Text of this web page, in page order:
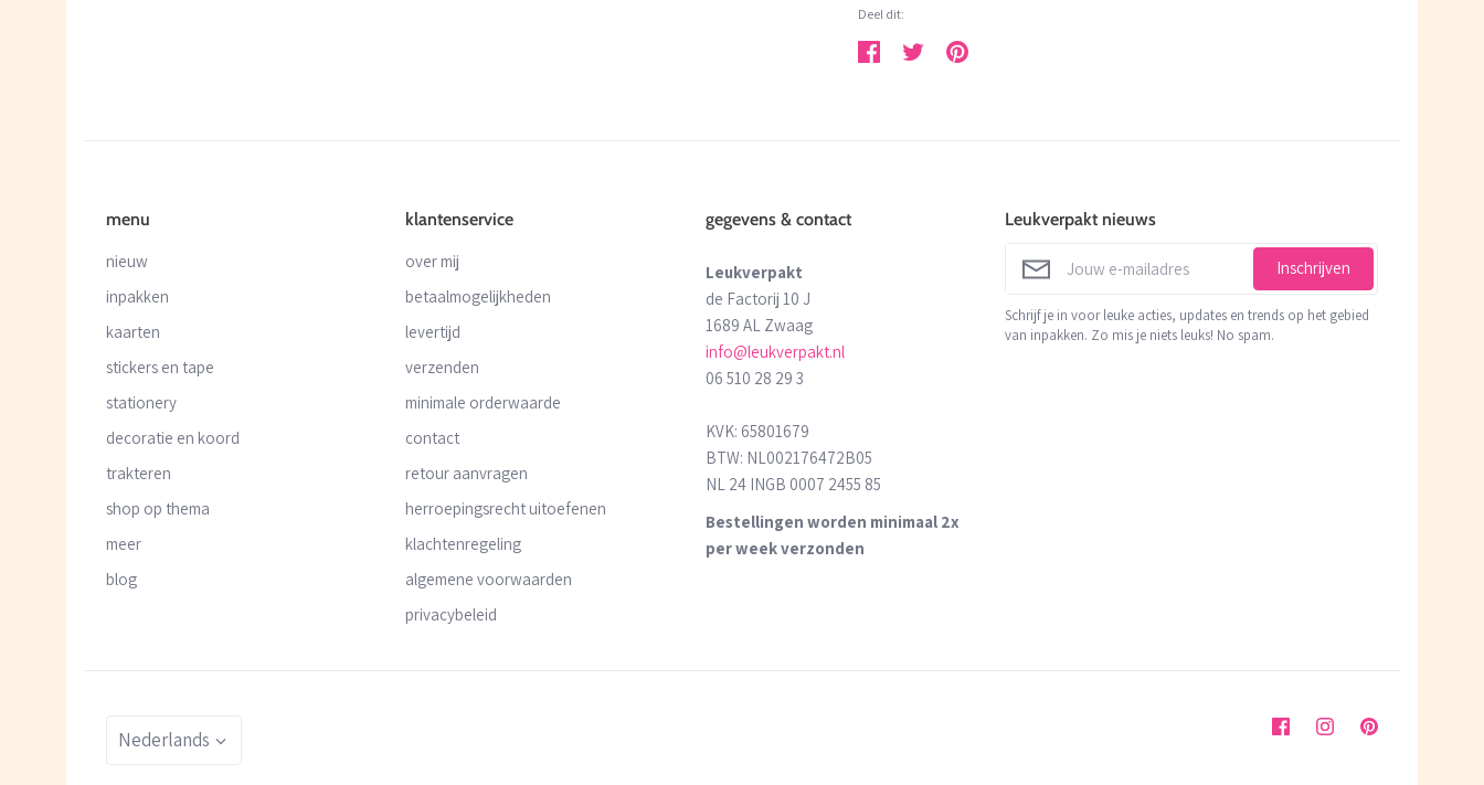
Deel dit:
menu
nieuw
inpakken
kaarten
stickers en tape
stationery
decoratie en koord
trakteren
shop op thema
meer
blog
klantenservice
over mij
betaalmogelijkheden
levertijd
verzenden
minimale orderwaarde
contact
retour aanvragen
herroepingsrecht uitoefenen
klachtenregeling
algemene voorwaarden
privacybeleid
gegevens & contact
Leukverpakt
de Factorij 10 J
1689 AL Zwaag
info@leukverpakt.nl
06 510 28 29 3
KVK: 65801679
BTW: NL002176472B05
NL 24 INGB 0007 2455 85
Bestellingen worden minimaal 2x
per week verzonden
Leukverpakt nieuws
Inschrijven
Schrijf je in voor leuke acties, updates en trends op het gebied
van inpakken. Zo mis je niets leuks! No spam.
Taal
Nederlands